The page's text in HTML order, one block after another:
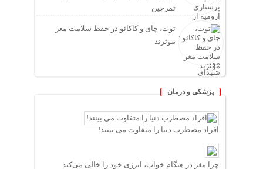
تمرچین
توت، چای و کاکائو در حفظ سلامت مغز
موثرند
پزشکی و درمان
افراد مضطرب دنیا را متفاوت می بینند!
چرا مغز در هنگام خواب، انرژی خود را خالی می‌کند